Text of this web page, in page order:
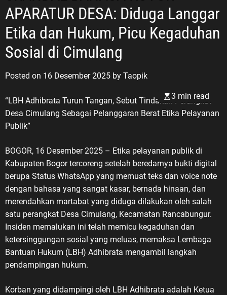
APARATUR DESA: Diduga Langgar
Etika dan Hukum, Picu Kegaduhan
Sosial di Cimulang
Posted on 16 Desember 2025 by Taopik
3 min read
“LBH Adhibrata Turun Tangan, Sebut Tindakan Perangkat
Desa Cimulang Sebagai Pelanggaran Berat Etika Pelayanan
Publik”
BOGOR, 16 Desember 2025 – Etika pelayanan publik di
Kabupaten Bogor tercoreng setelah beredarnya bukti digital
berupa Status WhatsApp yang memuat teks dan voice note
dengan bahasa yang sangat kasar, bernada hinaan, dan
merendahkan martabat yang diduga dilakukan oleh salah
satu perangkat Desa Cimulang, Kecamatan Rancabungur.
Insiden memalukan ini telah memicu kegaduhan dan
ketersinggungan sosial yang meluas, memaksa Lembaga
Bantuan Hukum (LBH) Adhibrata mengambil langkah
pendampingan hukum.
Korban yang didampingi oleh LBH Adhibrata adalah Ketua